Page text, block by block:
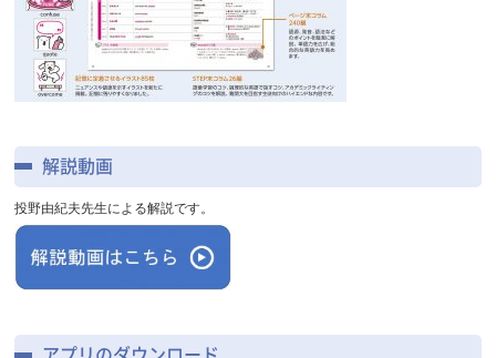
解説動画
投野由紀夫先生による解説です。